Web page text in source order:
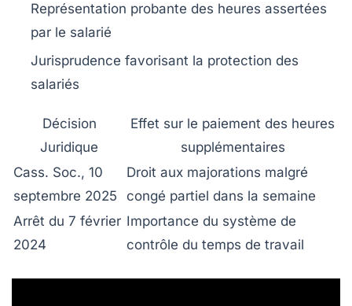
Représentation probante des heures assertées
par le salarié
Jurisprudence favorisant la protection des
salariés
Décision
Juridique
Effet sur le paiement des heures
supplémentaires
Cass. Soc., 10
septembre 2025
Droit aux majorations malgré
congé partiel dans la semaine
Arrêt du 7 février
2024
Importance du système de
contrôle du temps de travail